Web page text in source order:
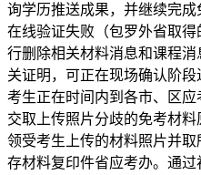
询学历推送成果，并继续完
在线验证失败（包罗外省取
行删除相关材料消息和课程
关证明，可正在现场确认阶段
考生正在时间内到各市、区
交取上传照片分歧的免考材
领受考生上传的材料照片并
存材料复印件省应考办。通